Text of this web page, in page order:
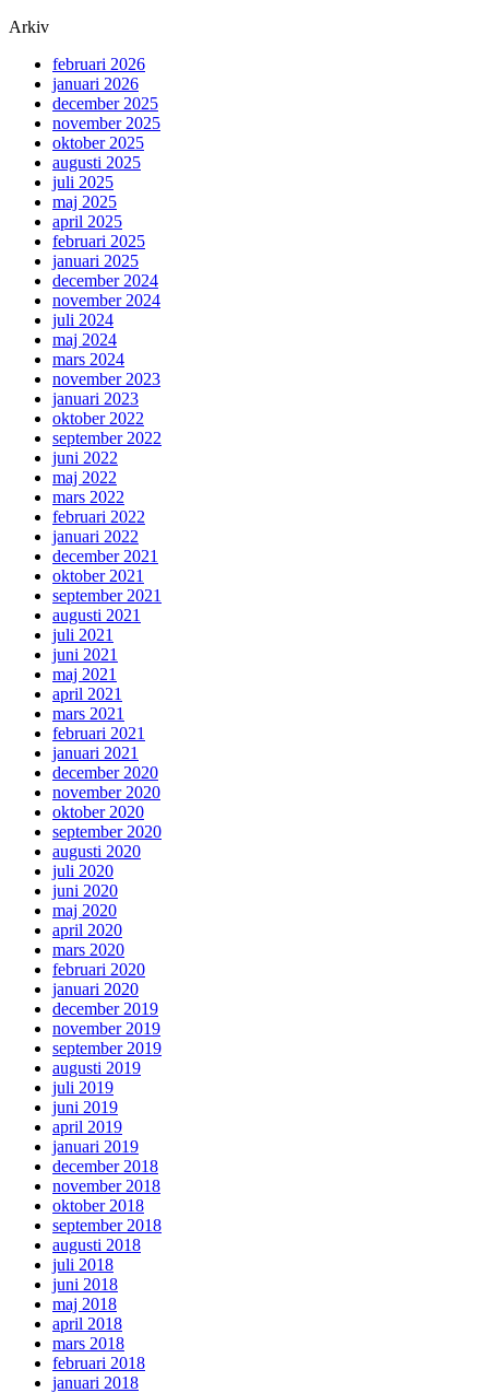
Arkiv
februari 2026
januari 2026
december 2025
november 2025
oktober 2025
augusti 2025
juli 2025
maj 2025
april 2025
februari 2025
januari 2025
december 2024
november 2024
juli 2024
maj 2024
mars 2024
november 2023
januari 2023
oktober 2022
september 2022
juni 2022
maj 2022
mars 2022
februari 2022
januari 2022
december 2021
oktober 2021
september 2021
augusti 2021
juli 2021
juni 2021
maj 2021
april 2021
mars 2021
februari 2021
januari 2021
december 2020
november 2020
oktober 2020
september 2020
augusti 2020
juli 2020
juni 2020
maj 2020
april 2020
mars 2020
februari 2020
januari 2020
december 2019
november 2019
september 2019
augusti 2019
juli 2019
juni 2019
april 2019
januari 2019
december 2018
november 2018
oktober 2018
september 2018
augusti 2018
juli 2018
juni 2018
maj 2018
april 2018
mars 2018
februari 2018
januari 2018